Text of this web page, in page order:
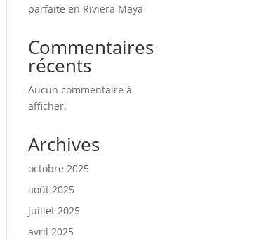
parfaite en Riviera Maya
Commentaires
récents
Aucun commentaire à
afficher.
Archives
octobre 2025
août 2025
juillet 2025
avril 2025